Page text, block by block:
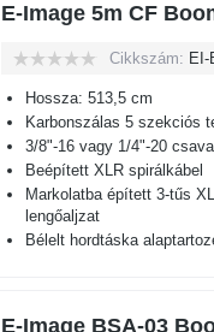
E-Image 5m CF
Cikkszám: EI-
Hossza: 513,5 cm
Karbonszálas 5 szekciós
3/8"-16 vagy 1/4"-20
Beépített XLR spirálkábel
Markolatba épített 3-tűs
lengőaljzat
Bélelt hordtáska
E-Image BSA-03